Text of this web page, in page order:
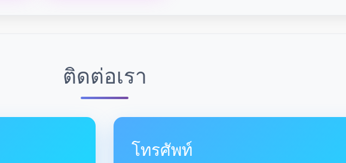
ติดต่อเรา
โทรศัพท์